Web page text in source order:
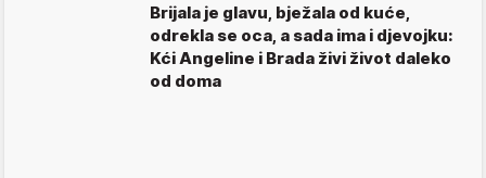
Brijala je glavu, bježala od kuće,
odrekla se oca, a sada ima i djevojku:
Kći Angeline i Brada živi život daleko
od doma